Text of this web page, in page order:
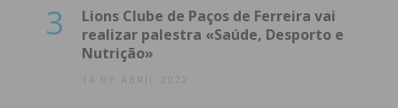
3
Lions Clube de Paços de Ferreira vai
realizar palestra «Saúde, Desporto e
Nutrição»
14 DE ABRIL 2022